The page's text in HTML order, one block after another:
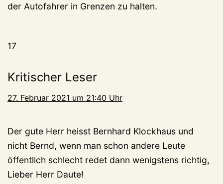
der Autofahrer in Grenzen zu halten.
17
Kritischer Leser
27. Februar 2021 um 21:40 Uhr
Der gute Herr heisst Bernhard Klockhaus und
nicht Bernd, wenn man schon andere Leute
öffentlich schlecht redet dann wenigstens richtig,
Lieber Herr Daute!